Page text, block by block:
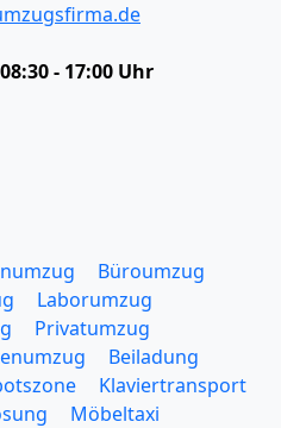
- 17:00 Uhr
Büroumzug
Laborumzug
Privatumzug
Beiladung
Klaviertransport
Möbeltaxi